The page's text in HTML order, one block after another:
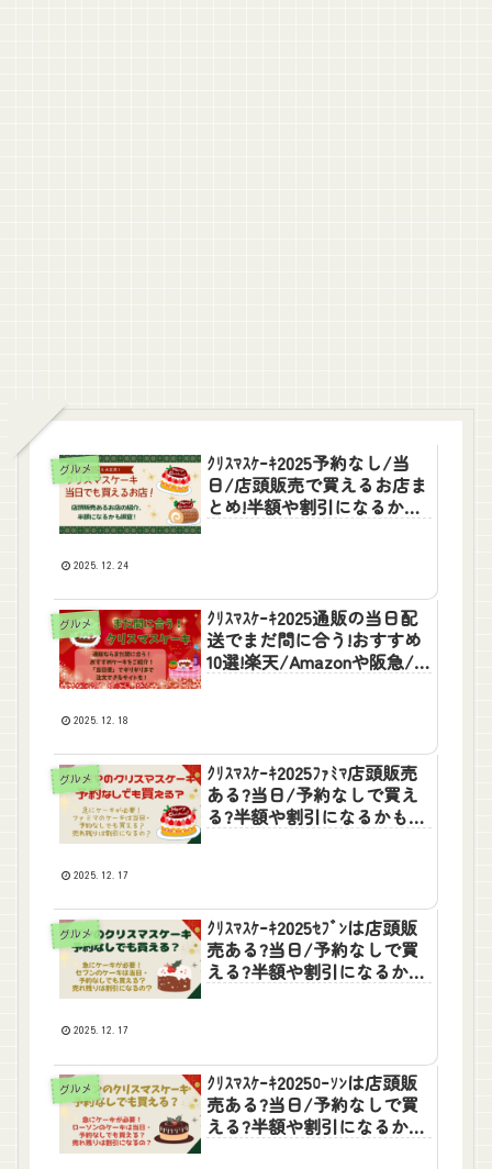
グルメ
ｸﾘｽﾏｽｹｰｷ2025予約なし/当
日/店頭販売で買えるお店ま
とめ!半額や割引になるかも
2025.12.24
グルメ
ｸﾘｽﾏｽｹｰｷ2025通販の当日配
送でまだ間に合う!おすすめ
10選!楽天/Amazonや阪急/
2025.12.18
グルメ
ｸﾘｽﾏｽｹｰｷ2025ﾌｧﾐﾏ店頭販売
ある?当日/予約なしで買え
る?半額や割引になるかも調
2025.12.17
グルメ
ｸﾘｽﾏｽｹｰｷ2025ｾﾌﾞﾝは店頭販
売ある?当日/予約なしで買
える?半額や割引になるかも
2025.12.17
グルメ
ｸﾘｽﾏｽｹｰｷ2025ﾛｰｿﾝは店頭販
売ある?当日/予約なしで買
える?半額や割引になるかも